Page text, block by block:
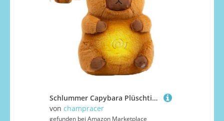
Schlummer Capybara Plüschtier, Schlummer Capybara Mit Atembewegung, Atmendes Kuscheltier Capybara, Beruhigendes Capybara Kuscheltier, Simulation Capybara Kissen Spielzeug Für Kinder (1 Stück)
von champracer
gefunden bei Amazon Marketplace